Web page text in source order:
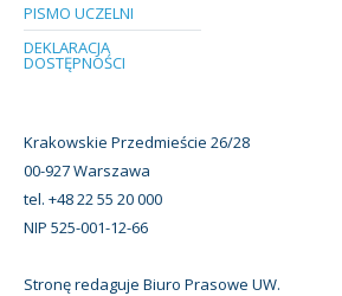
PISMO UCZELNI
DEKLARACJA
DOSTĘPNOŚCI
Krakowskie Przedmieście 26/28
00-927 Warszawa
tel. +48 22 55 20 000
NIP 525-001-12-66
Stronę redaguje Biuro Prasowe UW.